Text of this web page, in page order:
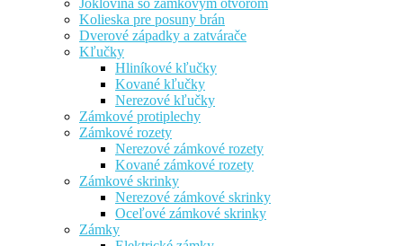
Kolieska pre posuny brán
Dverové západky a zatvárače
Kľučky
Hliníkové kľučky
Kované kľučky
Nerezové kľučky
Zámkové protiplechy
Zámkové rozety
Nerezové zámkové rozety
Kované zámkové rozety
Zámkové skrinky
Nerezové zámkové skrinky
Oceľové zámkové skrinky
Zámky